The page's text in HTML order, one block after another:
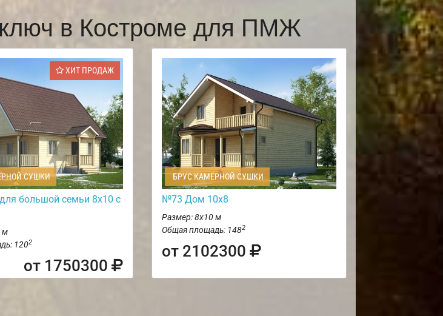
в Костроме для ПМЖ
ХИТ ПРОДАЖ
СУШКИ
большой семьи 8х10 с
м
1202
от 1750300
БРУС КАМЕРНОЙ СУШКИ
№73 Дом 10х8
Размер: 8х10 м
Общая площадь: 1482
от 2102300